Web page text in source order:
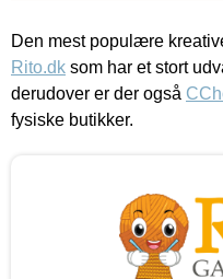
Den mest populære
Rito.dk som har et stort
derudover er der også
fysiske butikker.